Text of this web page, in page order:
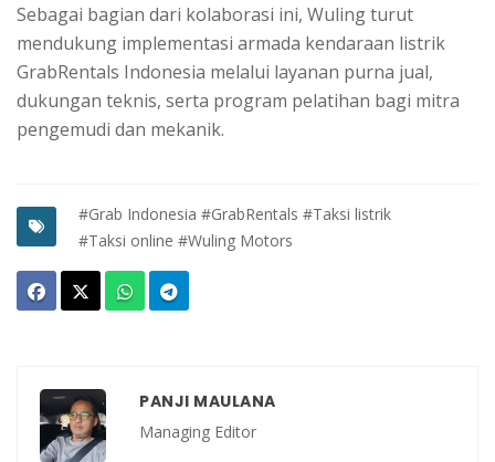
Sebagai bagian dari kolaborasi ini, Wuling turut
mendukung implementasi armada kendaraan listrik
GrabRentals Indonesia melalui layanan purna jual,
dukungan teknis, serta program pelatihan bagi mitra
pengemudi dan mekanik.
#Grab Indonesia #GrabRentals #Taksi listrik
#Taksi online #Wuling Motors
PANJI MAULANA
Managing Editor